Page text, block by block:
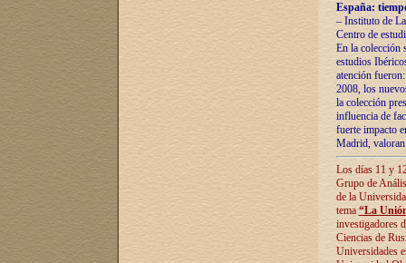
España:
– Instituto de
Centro de
En la colección
estudios
atención
2008, los
la colección
influencia de
fuerte impacto
Madrid,
Los días 11 y
Grupo de
de la
tema “La
investigadores
Ciencias de
Universidades